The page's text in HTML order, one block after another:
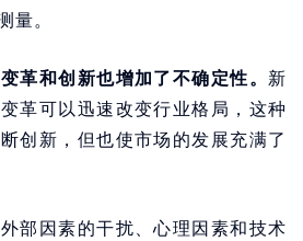
量。
革和创新也增加了不确定性。 新
革可以迅速改变行业格局，这种
创新，但也使市场的发展充满了
部因素的干扰、心理因素和技术